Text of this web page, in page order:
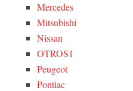
Mercedes
Mitsubishi
Nissan
OTROS1
Peugeot
Pontiac